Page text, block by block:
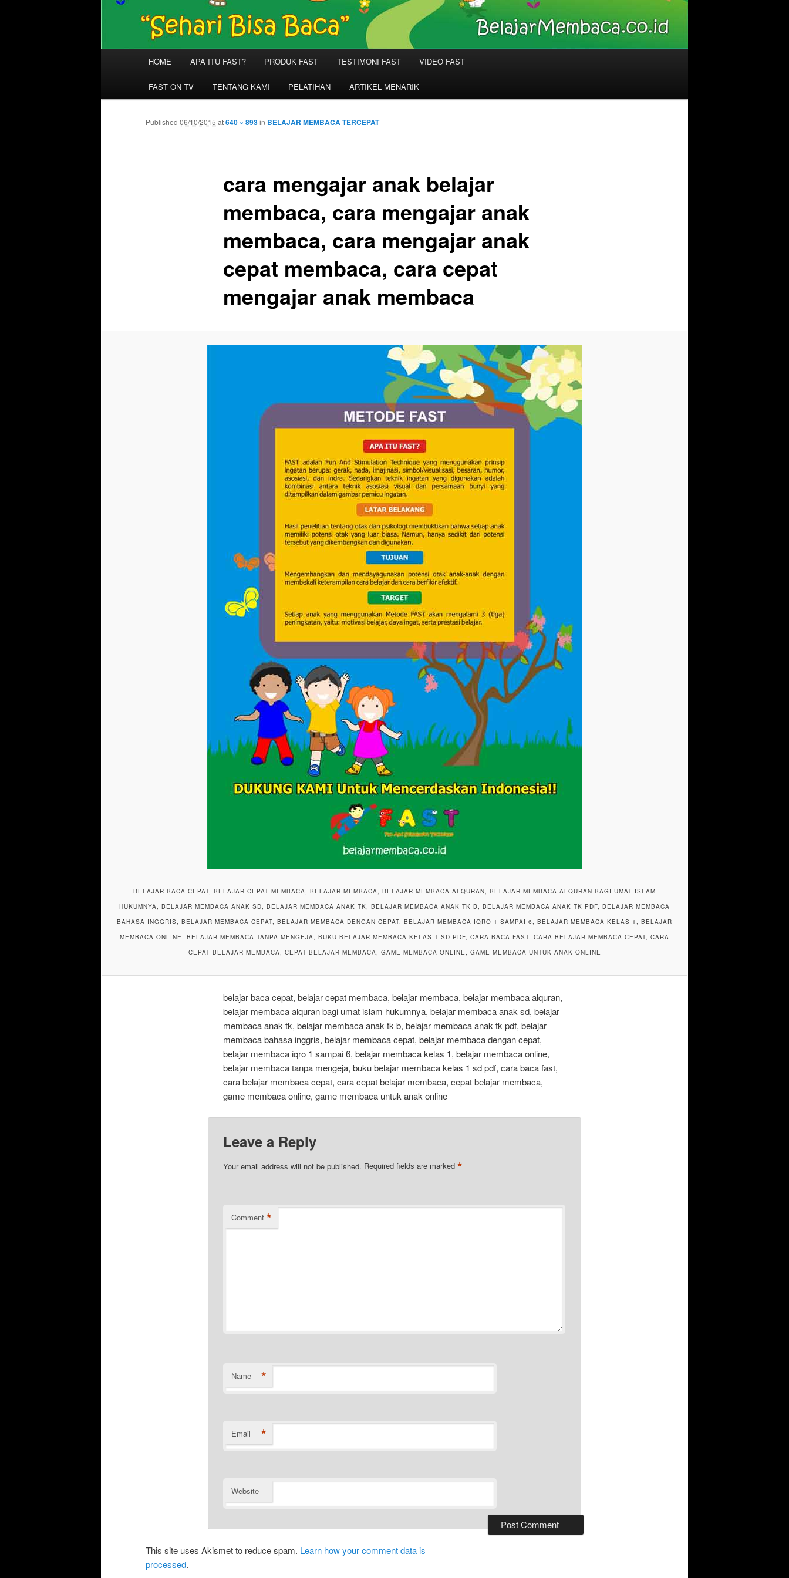
HOME APA ITU FAST? PRODUK FAST TESTIMONI FAST VIDEO FAST
FAST ON TV TENTANG KAMI PELATIHAN ARTIKEL MENARIK
cara mengajar anak belajar
membaca, cara mengajar anak
membaca, cara mengajar anak
cepat membaca, cara cepat
mengajar anak membaca
Published 06/10/2015 at640 × 893in BELAJAR MEMBACA TERCEPAT
BELAJAR BACA CEPAT, BELAJAR CEPAT MEMBACA, BELAJAR MEMBACA, BELAJAR MEMBACA ALQURAN, BELAJAR MEMBACA ALQURAN BAGI UMAT ISLAM
HUKUMNYA, BELAJAR MEMBACA ANAK SD, BELAJAR MEMBACA ANAK TK, BELAJAR MEMBACA ANAK TK B, BELAJAR MEMBACA ANAK TK PDF, BELAJAR MEMBACA
BAHASA INGGRIS, BELAJAR MEMBACA CEPAT, BELAJAR MEMBACA DENGAN CEPAT, BELAJAR MEMBACA IQRO 1 SAMPAI 6, BELAJAR MEMBACA KELAS 1, BELAJAR
MEMBACA ONLINE, BELAJAR MEMBACA TANPA MENGEJA, BUKU BELAJAR MEMBACA KELAS 1 SD PDF, CARA BACA FAST, CARA BELAJAR MEMBACA CEPAT, CARA
CEPAT BELAJAR MEMBACA, CEPAT BELAJAR MEMBACA, GAME MEMBACA ONLINE, GAME MEMBACA UNTUK ANAK ONLINE
belajar baca cepat, belajar cepat membaca, belajar membaca, belajar membaca alquran,
belajar membaca alquran bagi umat islam hukumnya, belajar membaca anak sd, belajar
membaca anak tk, belajar membaca anak tk b, belajar membaca anak tk pdf, belajar
membaca bahasa inggris, belajar membaca cepat, belajar membaca dengan cepat,
belajar membaca iqro 1 sampai 6, belajar membaca kelas 1, belajar membaca online,
belajar membaca tanpa mengeja, buku belajar membaca kelas 1 sd pdf, cara baca fast,
cara belajar membaca cepat, cara cepat belajar membaca, cepat belajar membaca,
game membaca online, game membaca untuk anak online
Leave a Reply
Your email address will not be published. Required fields are marked *
Comment *
Name *
Email *
Website
This site uses Akismet to reduce spam. Learn how your comment data is
processed.